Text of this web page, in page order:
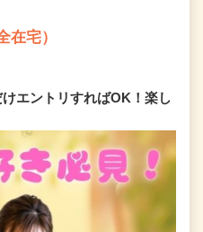
在宅）
エントリすればOK！楽し